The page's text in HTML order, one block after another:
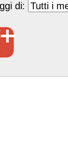
di: